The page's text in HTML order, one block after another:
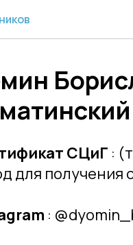
СЦиГ :
для получения
: